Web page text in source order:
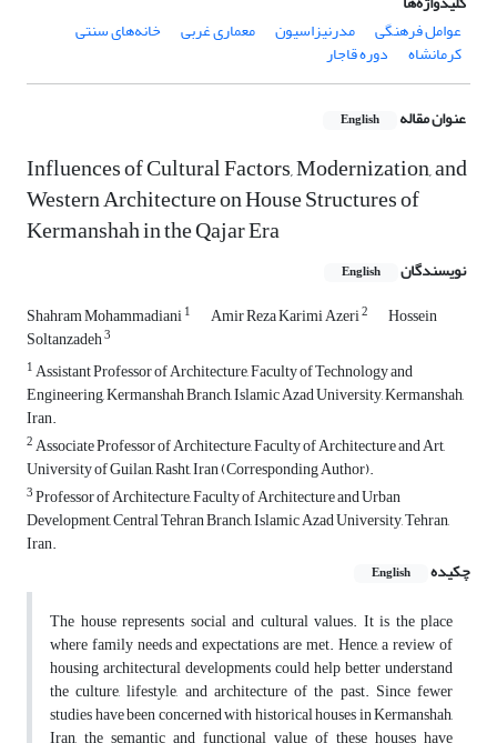
عوامل فرهنگی
مدرنیزاسیون معماری غربی خانه‌های سنتی
کرمانشاه دوره قاجار
عنوان مقاله English
Influences of Cultural Factors, Modernization, and
Western Architecture on House Structures of
Kermanshah in the Qajar Era
نویسندگان English
Shahram Mohammadiani1 Amir Reza Karimi Azeri2 Hossein
Soltanzadeh3
1Assistant Professor of Architecture, Faculty of Technology and
Engineering, Kermanshah Branch, Islamic Azad University, Kermanshah,
Iran.
2Associate Professor of Architecture, Faculty of Architecture and Art,
University of Guilan, Rasht, Iran (Corresponding Author).
3Professor of Architecture, Faculty of Architecture and Urban
Development, Central Tehran Branch, Islamic Azad University, Tehran,
Iran.
چکیده
English
The house represents social and cultural values. It is the place
where family needs and expectations are met. Hence, a review of
housing architectural developments could help better understand
the culture, lifestyle, and architecture of the past. Since fewer
studies have been concerned with historical houses in Kermanshah,